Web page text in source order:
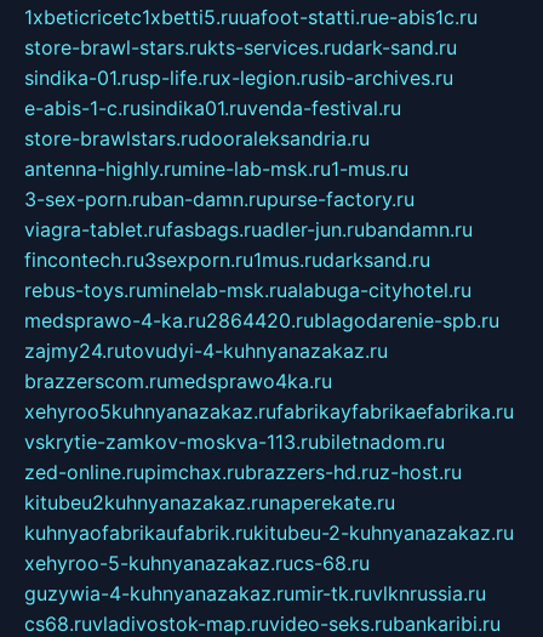
1xbeticricetc1xbetti5.ruuafoot-statti.rue-abis1c.ru
store-brawl-stars.rukts-services.rudark-sand.ru
sindika-01.rusp-life.rux-legion.rusib-archives.ru
e-abis-1-c.rusindika01.ruvenda-festival.ru
store-brawlstars.rudooraleksandria.ru
antenna-highly.rumine-lab-msk.ru1-mus.ru
3-sex-porn.ruban-damn.rupurse-factory.ru
viagra-tablet.rufasbags.ruadler-jun.rubandamn.ru
fincontech.ru3sexporn.ru1mus.rudarksand.ru
rebus-toys.ruminelab-msk.rualabuga-cityhotel.ru
medsprawo-4-ka.ru2864420.rublagodarenie-spb.ru
zajmy24.rutovudyi-4-kuhnyanazakaz.ru
brazzerscom.rumedsprawo4ka.ru
xehyroo5kuhnyanazakaz.rufabrikayfabrikaefabrika.ru
vskrytie-zamkov-moskva-113.rubiletnadom.ru
zed-online.rupimchax.rubrazzers-hd.ruz-host.ru
kitubeu2kuhnyanazakaz.runaperekate.ru
kuhnyaofabrikaufabrik.rukitubeu-2-kuhnyanazakaz.ru
xehyroo-5-kuhnyanazakaz.rucs-68.ru
guzywia-4-kuhnyanazakaz.rumir-tk.ruvlknrussia.ru
cs68.ruvladivostok-map.ruvideo-seks.rubankaribi.ru